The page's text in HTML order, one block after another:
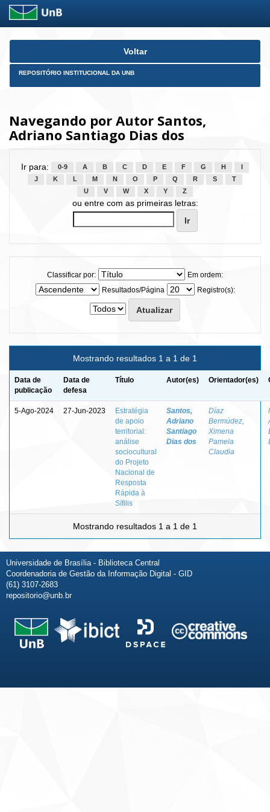
Skip
Voltar
REPOSITÓRIO INSTITUCIONAL DA UNB
Navegando por Autor Santos,
Adriano Santiago Dias dos
Ir para: 0-9 A B C D E F G H
J
K L M N O P Q R S
T
U
V W X Y Z
ou entre com as primeiras letras:
Classificar por:
Em ordem:
Resultados/Página
Registro(s):
Mostrando resultados 1 a 1 de 1
Data de
publicação
Data de
defesa
Título Autor(es) Orientador(es)
5-Ago-2024 27-Jun-2023
Estratégia
de apoio
territorial:
análise
sociocultural
do Projeto
Nacional de
Resposta
Rápida à
Sífilis
Santos,
Adriano
Santiago
Dias dos
Díaz
Bermúdez,
Ximena
Pamela
Claudia
Mostrando resultados 1 a 1 de 1
Universidade de Brasília - Biblioteca Central
Coordenadoria de Gestão da Informação Digital - GID
(61) 3107-2683
repositorio@unb.br